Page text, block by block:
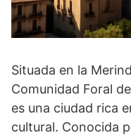
Situada en la
Comunidad Foral
es una ciudad rica
cultural. Conocida